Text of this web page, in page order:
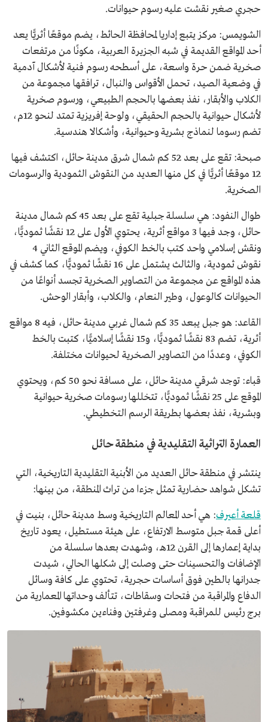
حجري صغير نقشت عليه رسوم حيوانات.
الشويمس: مركز يتبع إداريا لمحافظة الحائط، يضم موقعًا أثريًّا يعد
أحد المواقع القديمة في شبه الجزيرة العربية، مكونًا من مرتفعات
صخرية ضمن حرة واسعة، على أسطحه رسوم فنية لأشكال آدمية
في وضعية الصيد، تحمل الأقواس والنبال، ترافقها مجموعة من
الكلاب والأبقار، نفذ بعضها بالحجم الطبيعي، ورسوم صخرية
لأشكال حيوانية بالحجم الحقيقي، ولوحة إفريزية تمتد لنحو 12م،
تضم رسوما لنماذج بشرية وحيوانية، وأشكالا هندسية.
صبحة: تقع على بعد 52 كم شمال شرق مدينة حائل، اكتشف فيها
12 موقعًا أثريًّا في كل منها العديد من النقوش الثمودية والرسومات
الصخرية.
طوال النفود: هي سلسلة جبلية تقع على بعد 45 كم شمال مدينة
حائل، وجد فيها 3 مواقع أثرية، يحتوي الأول على 12 نقشًا ثموديًّا،
ونقش إسلامي واحد كتب بالخط الكوفي، ويضم الموقع الثاني 4
نقوش ثمودية، والثالث يشتمل على 16 نقشًا ثموديًّا، كما كشف في
هذه المواقع عن مجموعة من التصاوير الصخرية تجسد أنواعًا من
الحيوانات كالوعول، وطير النعام، والكلاب، وأبقار الوحش.
القاعد: هو جبل يبعد 35 كم شمال غربي مدينة حائل، فيه 8 مواقع
أثرية، تضم 83 نقشًا ثموديًّا، و15 نقشًا إسلاميًّا، كتبت بالخط
الكوفي، وعددًا من التصاوير الصخرية لحيوانات مختلفة.
قباء: توجد شرقي مدينة حائل، على مسافة نحو 50 كم، ويحتوي
الموقع على 25 نقشًا ثموديًّا، تتخللها رسومات صخرية حيوانية
وبشرية، نفذ بعضها بطريقة الرسم التخطيطي.
العمارة التراثية التقليدية في منطقة حائل
ينتشر في منطقة حائل العديد من الأبنية التقليدية التاريخية، التي
تشكل شواهد حضارية تمثل جزءا من تراث المنطقة، من بينها:
قلعة أعيرف: هي أحد المعالم التاريخية وسط مدينة حائل، بنيت في
أعلى قمة جبل متوسط الارتفاع، على هيئة مستطيل، يعود تاريخ
بداية إعمارها إلى القرن 12هـ، وشهدت بعدها سلسلة من
الإضافات والتحسينات حتى وصلت إلى شكلها الحالي، شيدت
جدرانها بالطين فوق أساسات حجرية، تحتوي على كافة وسائل
الدفاع والمراقبة من فتحات وسقاطات، تتألف وحداتها المعمارية من
برج رئيس للمراقبة ومصلى وغرفتين وفناءين مكشوفين.